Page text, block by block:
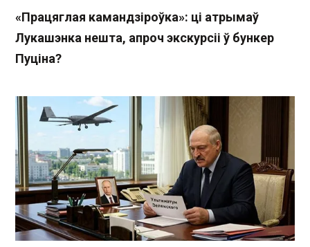
«Працяглая камандзіроўка»: ці атрымаў
Лукашэнка нешта, апроч экскурсіі ў бункер
Пуціна?